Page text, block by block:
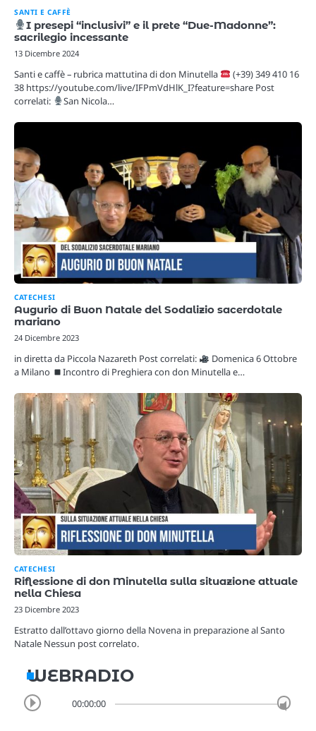
SANTI E CAFFÈ
I presepi “inclusivi” e il prete “Due-Madonne”:
sacrilegio incessante
13 Dicembre 2024
Santi e caffè – rubrica mattutina di don Minutella
(+39) 349 410 16
38 https://youtube.com/live/IFPmVdHlK_I?feature=share Post
correlati:
San Nicola…
CATECHESI
Augurio di Buon Natale del Sodalizio sacerdotale
mariano
24 Dicembre 2023
in diretta da Piccola Nazareth Post correlati:
Domenica 6 Ottobre
a Milano
Incontro di Preghiera con don Minutella e…
CATECHESI
Riflessione di don Minutella sulla situazione attuale
nella Chiesa
23 Dicembre 2023
Estratto dall’ottavo giorno della Novena in preparazione al Santo
Natale Nessun post correlato.
WEBRADIO
00:00:00